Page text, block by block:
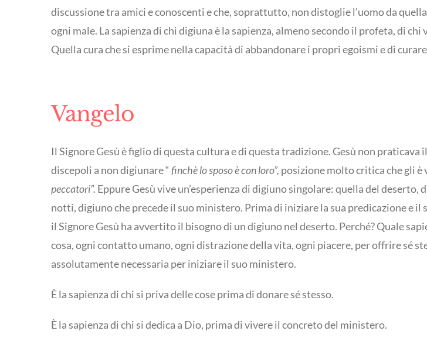
discussione tra amici e conoscenti e che, soprattutto, non distoglie l’uomo da
ogni male. La sapienza di chi digiuna è la sapienza, almeno secondo il profeta, di
Quella cura che si esprime nella capacità di abbandonare i propri egoismi e di
Vangelo
Il Signore Gesù è figlio di questa cultura e di questa tradizione. Gesù non
discepoli a non digiunare “finchè lo sposo è con loro”, posizione molto critica che gli è
peccatori”. Eppure Gesù vive un’esperienza di digiuno singolare: quella del
notti, digiuno che precede il suo ministero. Prima di iniziare la sua predicazione e
il Signore Gesù ha avvertito il bisogno di un digiuno nel deserto. Perché? Quale
cosa, ogni contatto umano, ogni distrazione della vita, ogni piacere, per offrire sé
assolutamente necessaria per iniziare il suo ministero.
È la sapienza di chi si priva delle cose prima di donare sé stesso.
È la sapienza di chi si dedica a Dio, prima di vivere il concreto del ministero.